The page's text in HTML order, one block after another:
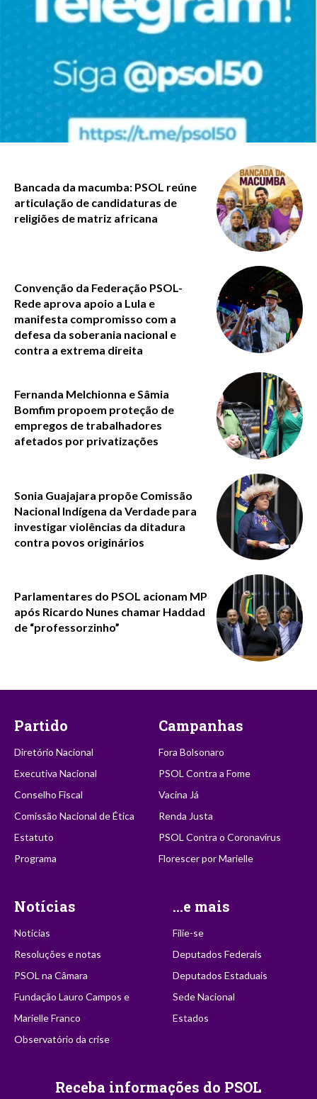
Bancada da macumba: PSOL reúne
articulação de candidaturas de
religiões de matriz africana
Convenção da Federação PSOL-
Rede aprova apoio a Lula e
manifesta compromisso com a
defesa da soberania nacional e
contra a extrema direita
Fernanda Melchionna e Sâmia
Bomfim propoem proteção de
empregos de trabalhadores
afetados por privatizações
Sonia Guajajara propõe Comissão
Nacional Indígena da Verdade para
investigar violências da ditadura
contra povos originários
Parlamentares do PSOL acionam MP
após Ricardo Nunes chamar Haddad
de “professorzinho”
Partido
Diretório Nacional
Executiva Nacional
Conselho Fiscal
Comissão Nacional de Ética
Estatuto
Programa
Campanhas
Fora Bolsonaro
PSOL Contra a Fome
Vacina Já
Renda Justa
PSOL Contra o Coronavírus
Florescer por Marielle
Notícias
Notícias
Resoluções e notas
PSOL na Câmara
Fundação Lauro Campos e
Marielle Franco
Observatório da crise
...e mais
Filie-se
Deputados Federais
Deputados Estaduais
Sede Nacional
Estados
Receba informações do PSOL